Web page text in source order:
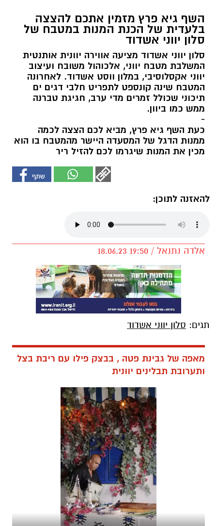
השף גיא פרץ מזמין אתכם להצצה
בלעדית של הכנת המנות במטבח של
סלון יווני אשדוד
סלון יווני אשדוד מציעה אווירה יוונית אותנטית
המשלבת מטבח יווני, אלכוהול משובח ועיצוב
יווני אקסלוסיבי, במלון ווסט אשדוד. לאחרונה
המטבח שינה קונספט לתפריט חלבי דגים ים
תיכוני שכולל זמרים מדי ערב, חגיגת טברנה
ממש כמו ביוון.
-
כעת השף גיא פרץ, מביא לכם הצצה לכמה
ממנות הדגל של המסעדה היישר מהמטבח בו הוא
מכין את המנות שיגרמו לכם להזיל ריר
להאזנה לתוכן:
אלדה נתנאל / 19:50 18.06.23
תגים: סלון יווני אשדוד
מאפה של גבינת פטה , בבצק פילו עם ריבת בצל
ותערובת תבלינים יוונית